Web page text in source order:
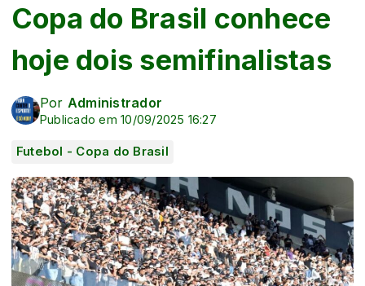
Copa do Brasil conhece
hoje dois semifinalistas
Por Administrador
Publicado em 10/09/2025 16:27
Futebol - Copa do Brasil